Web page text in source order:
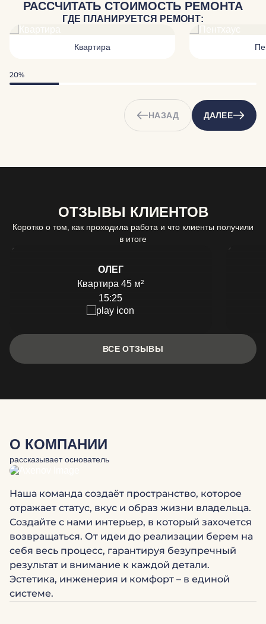
РАССЧИТАТЬ СТОИМОСТЬ РЕМОНТА
ГДЕ ПЛАНИРУЕТСЯ РЕМОНТ:
Квартира
20%
НАЗАД ДАЛЕЕ
ОТЗЫВЫ КЛИЕНТОВ
Коротко о том, как проходила работа и что клиенты получили
в итоге
ОЛЕГ
Квартира 45 м²
15:25
ВСЕ ОТЗЫВЫ
О КОМПАНИИ
рассказывает основатель
Наша команда создаёт пространство, которое
отражает статус, вкус и образ жизни владельца.
Создайте с нами интерьер, в который захочется
возвращаться. От идеи до реализации берем на
себя весь процесс, гарантируя безупречный
результат и внимание к каждой детали.
Эстетика, инженерия и комфорт – в единой
системе.